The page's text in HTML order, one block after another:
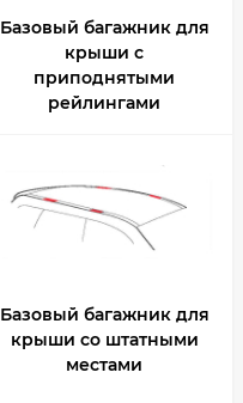
Базовый багажник для
крыши с
приподнятыми
рейлингами
Базовый багажник для
крыши со штатными
местами